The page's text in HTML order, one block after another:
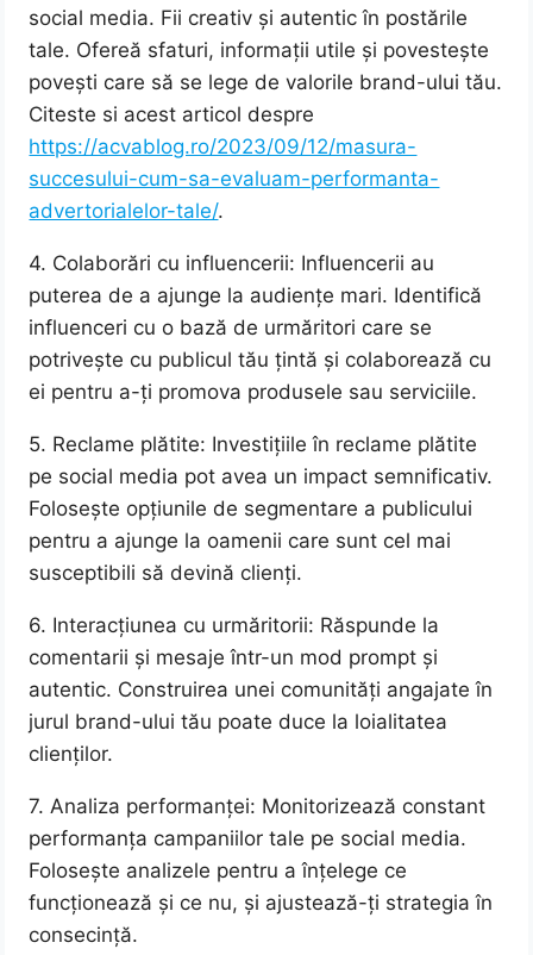
social media. Fii creativ și autentic în postările
tale. Ofereă sfaturi, informații utile și povestește
povești care să se lege de valorile brand-ului tău.
Citeste si acest articol despre
https://acvablog.ro/2023/09/12/masura-
succesului-cum-sa-evaluam-performanta-
advertorialelor-tale/.
4. Colaborări cu influencerii: Influencerii au
puterea de a ajunge la audiențe mari. Identifică
influenceri cu o bază de urmăritori care se
potrivește cu publicul tău țintă și colaborează cu
ei pentru a-ți promova produsele sau serviciile.
5. Reclame plătite: Investițiile în reclame plătite
pe social media pot avea un impact semnificativ.
Folosește opțiunile de segmentare a publicului
pentru a ajunge la oamenii care sunt cel mai
susceptibili să devină clienți.
6. Interacțiunea cu urmăritorii: Răspunde la
comentarii și mesaje într-un mod prompt și
autentic. Construirea unei comunități angajate în
jurul brand-ului tău poate duce la loialitatea
clienților.
7. Analiza performanței: Monitorizează constant
performanța campaniilor tale pe social media.
Folosește analizele pentru a înțelege ce
funcționează și ce nu, și ajustează-ți strategia în
consecință.